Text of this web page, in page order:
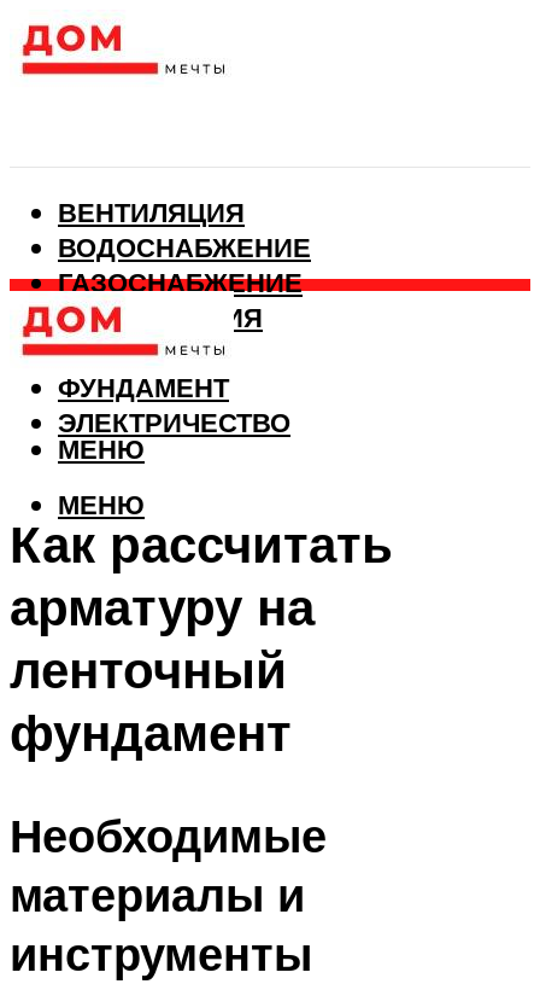
ВЕНТИЛЯЦИЯ
ВОДОСНАБЖЕНИЕ
ГАЗОСНАБЖЕНИЕ
КАНАЛИЗАЦИЯ
ОТОПЛЕНИЕ
ФУНДАМЕНТ
ЭЛЕКТРИЧЕСТВО
МЕНЮ
МЕНЮ
Как рассчитать
арматуру на
ленточный
фундамент
Необходимые
материалы и
инструменты